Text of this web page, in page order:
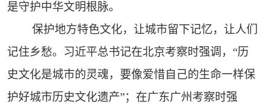
是守护中华文明根脉。
保护地方特色文化，让城市留下记忆，让人们
记住乡愁。习近平总书记在北京考察时强调，“历
史文化是城市的灵魂，要像爱惜自己的生命一样保
护好城市历史文化遗产”；在广东广州考察时强